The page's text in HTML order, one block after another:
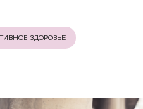
ЗДОРОВЬЕ